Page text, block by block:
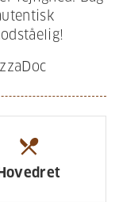
restaurant_menu